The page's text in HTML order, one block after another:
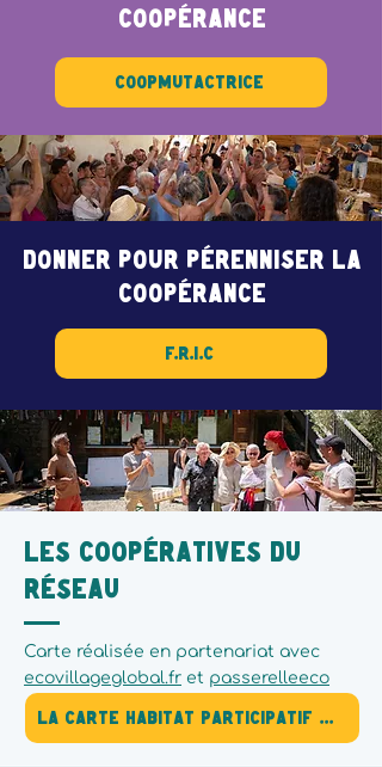
coopérance
Coopmutactrice
DONNER pour pérenniser la
coopérance
F.R.I.C
Les coopératives du
réseau
Carte réalisée en partenariat avec
ecovillageglobal.fr et passerelleeco
La carte habitat participatif france